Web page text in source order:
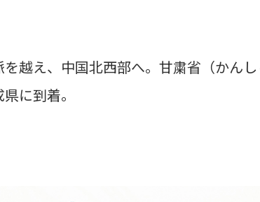
越え、中国北西部へ。甘粛省（かん
に到着。